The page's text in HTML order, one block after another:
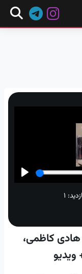
1
کاظمی،